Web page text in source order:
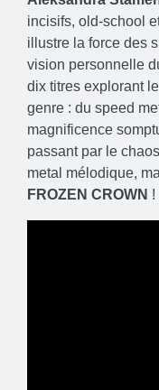
incisifs, old-school
illustre la force des
vision personnelle
dix titres explorant
genre : du speed
magnificence
passant par le
metal mélodique,
FROZEN CROWN !